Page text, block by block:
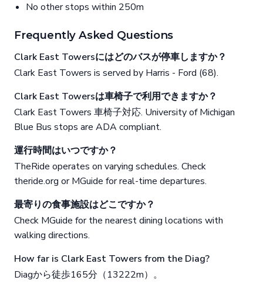
No other stops within 250m
Frequently Asked Questions
Clark East Towersにはどのバスが停車しますか？
Clark East Towers is served by Harris - Ford (68).
Clark East Towersは車椅子で利用できますか？
Clark East Towers 車椅子対応. University of Michigan
Blue Bus stops are ADA compliant.
運行時間はいつですか？
TheRide operates on varying schedules. Check
theride.org or MGuide for real-time departures.
最寄りの食事施設はどこですか？
Check MGuide for the nearest dining locations with
walking directions.
How far is Clark East Towers from the Diag?
Diagから徒歩165分（13222m）。